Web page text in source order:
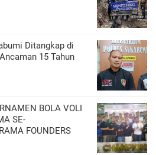
Ditangkap di
15 Tahun
BOLA VOLI
SE-
FOUNDERS